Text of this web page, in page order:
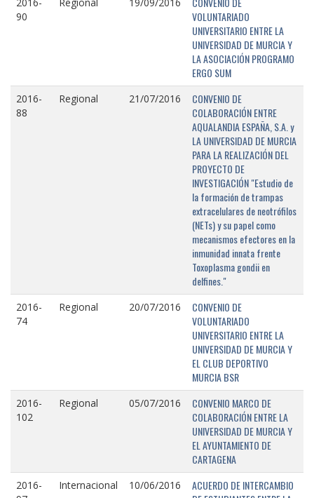
90
VOLUNTARIADO
UNIVERSITARIO ENTRE LA
UNIVERSIDAD DE MURCIA Y
LA ASOCIACIÓN PROGRAMO
ERGO SUM
2016-
88
Regional 21/07/2016
CONVENIO DE
COLABORACIÓN ENTRE
AQUALANDIA ESPAÑA, S.A. y
LA UNIVERSIDAD DE MURCIA
PARA LA REALIZACIÓN DEL
PROYECTO DE
INVESTIGACIÓN "Estudio de
la formación de trampas
extracelulares de neotrófilos
(NETs) y su papel como
mecanismos efectores en la
inmunidad innata frente
Toxoplasma gondii en
delfines."
2016-
74
Regional 20/07/2016
CONVENIO DE
VOLUNTARIADO
UNIVERSITARIO ENTRE LA
UNIVERSIDAD DE MURCIA Y
EL CLUB DEPORTIVO
MURCIA BSR
2016-
102
Regional 05/07/2016
CONVENIO MARCO DE
COLABORACIÓN ENTRE LA
UNIVERSIDAD DE MURCIA Y
EL AYUNTAMIENTO DE
CARTAGENA
2016-
Internacional 10/06/2016
ACUERDO DE INTERCAMBIO